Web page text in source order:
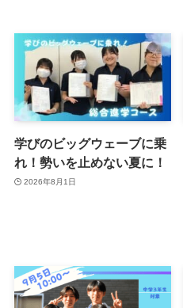
学びのビッグウェーブに乗
れ！勢いを止めない夏に！
2026年8月1日